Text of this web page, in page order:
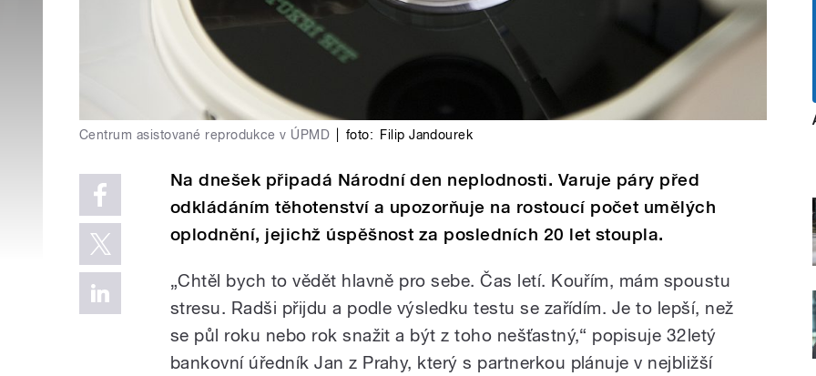
Centrum asistované reprodukce v ÚPMD foto: Filip Jandourek
Na dnešek připadá Národní den neplodnosti. Varuje páry před
odkládáním těhotenství a upozorňuje na rostoucí počet umělých
oplodnění, jejichž úspěšnost za posledních 20 let stoupla.
„Chtěl bych to vědět hlavně pro sebe. Čas letí. Kouřím, mám spoustu
stresu. Radši přijdu a podle výsledku testu se zařídím. Je to lepší, než
se půl roku nebo rok snažit a být z toho nešťastný,“ popisuje 32letý
bankovní úředník Jan z Prahy, který s partnerkou plánuje v nejbližší